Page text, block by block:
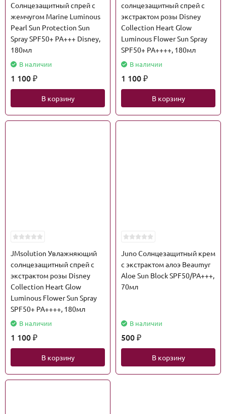
Солнцезащитный спрей с
жемчугом Marine Luminous
Pearl Sun Protection Sun
Spray SPF50+ PA+++ Disney,
180мл
В наличии
1 100 ₽
В корзину
солнцезащитный спрей с
экстрактом розы Disney
Collection Heart Glow
Luminous Flower Sun Spray
SPF50+ PA++++, 180мл
В наличии
1 100 ₽
В корзину
JMsolution Увлажняющий
солнцезащитный спрей с
экстрактом розы Disney
Collection Heart Glow
Luminous Flower Sun Spray
SPF50+ PA++++, 180мл
В наличии
1 100 ₽
В корзину
Juno Солнцезащитный крем
с экстрактом алоэ Beaumyr
Aloe Sun Block SPF50/PA+++,
70мл
В наличии
500 ₽
В корзину